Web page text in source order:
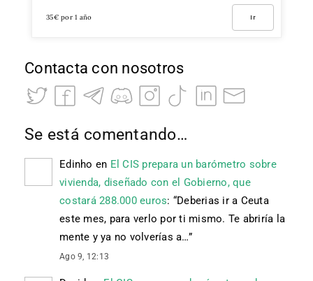
35€ por 1 año Ir
Contacta con nosotros
Se está comentando…
Edinho en El CIS prepara un barómetro sobre
vivienda, diseñado con el Gobierno, que
costará 288.000 euros: “Deberias ir a Ceuta
este mes, para verlo por ti mismo. Te abriría la
mente y ya no volverías a…”
Ago 9, 12:13